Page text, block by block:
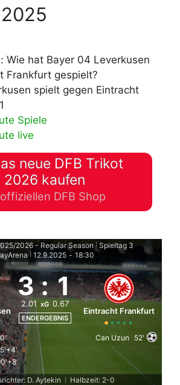
Wie hat Bayer 04 Leverkusen
Frankfurt gespielt?
spielt gegen Eintracht
Spiele
live
neue DFB Trikot
2026 kaufen
DFB Shop
2026 - Regular Season
Spieltag 3
12.9.2025 - 18:30
3 : 1
2.01 xG 0.67
ENDERGEBNIS
Eintracht Frankfurt
Can Uzun 52'
D. Aytekin Halbzeit: 2-0